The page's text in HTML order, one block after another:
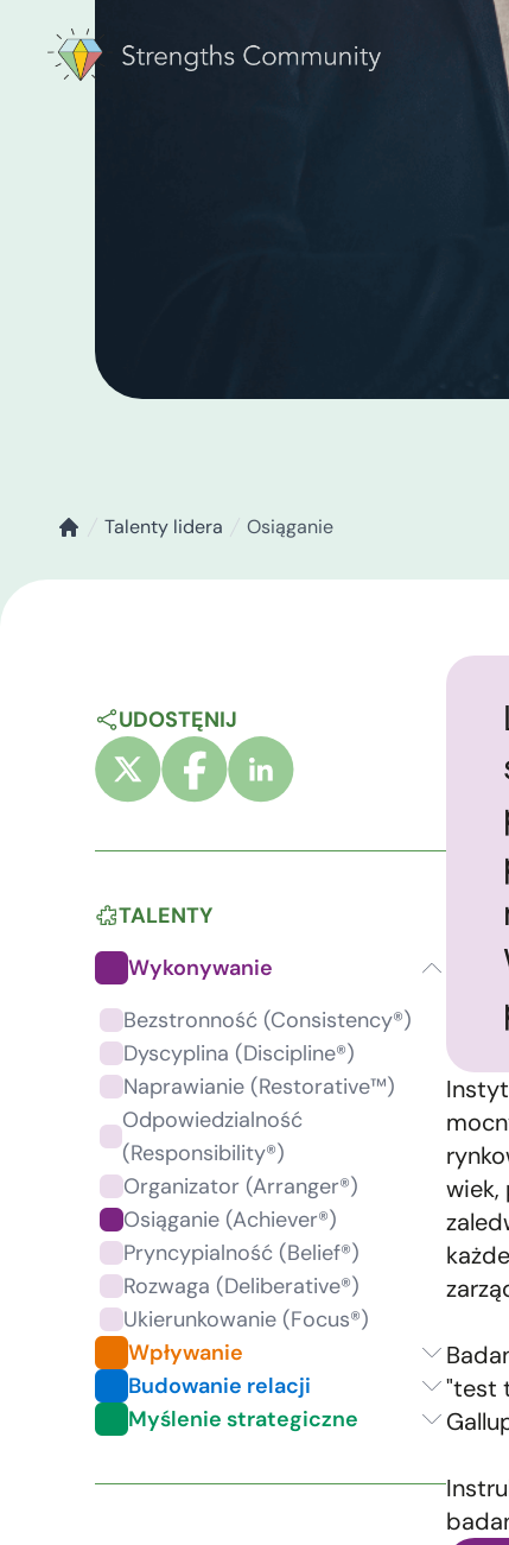
Talenty lidera Osiąganie
UDOSTĘNIJ
TALENTY
Wykonywanie
Bezstronność (Consistency®)
Dyscyplina (Discipline®)
Naprawianie (Restorative™)
Odpowiedzialność
(Responsibility®)
Organizator (Arranger®)
Osiąganie (Achiever®)
Pryncypialność (Belief®)
Rozwaga (Deliberative®)
Ukierunkowanie (Focus®)
Wpływanie
Budowanie relacji
Myślenie strategiczne
wiek,
"test